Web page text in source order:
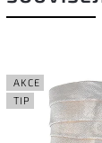
AKCE
TIP